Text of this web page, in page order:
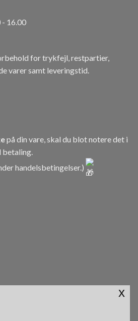
- 16.00
for trykfejl, restpartier,
varer samt leveringstid.
på din vare, skal du blot notere det i
handelsbetingelser.)
x